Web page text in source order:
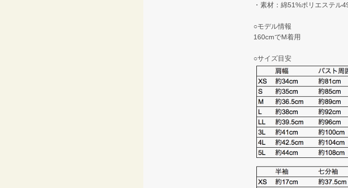
・素材：綿51%ポリエステル
○モデル情報
160cmでM着用
○サイズ目安